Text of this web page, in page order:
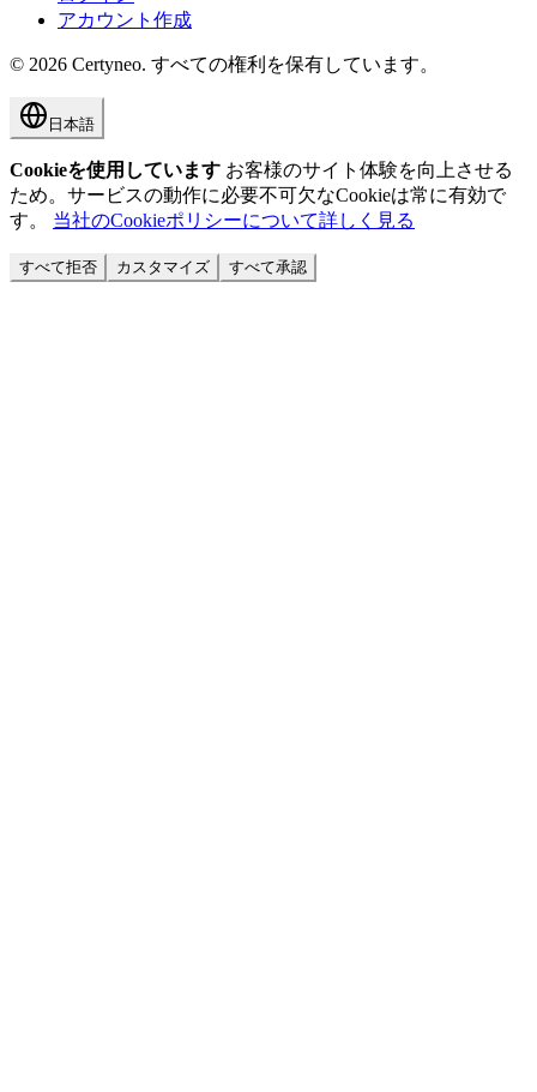
アカウント作成
© 2026 Certyneo. すべての権利を保有しています。
日本語
Cookieを使用しています お客様のサイト体験を向上させる
ため。サービスの動作に必要不可欠なCookieは常に有効で
す。
当社のCookieポリシーについて詳しく見る
すべて拒否 カスタマイズ すべて承認